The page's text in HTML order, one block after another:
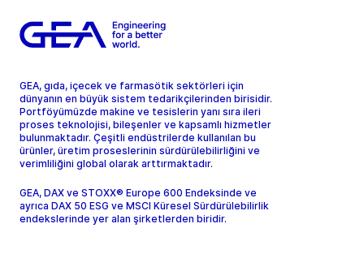
GEA, gıda, içecek ve farmasötik sektörleri için
dünyanın en büyük sistem tedarikçilerinden birisidir.
Portföyümüzde makine ve tesislerin yanı sıra ileri
proses teknolojisi, bileşenler ve kapsamlı hizmetler
bulunmaktadır. Çeşitli endüstrilerde kullanılan bu
ürünler, üretim proseslerinin sürdürülebilirliğini ve
verimliliğini global olarak arttırmaktadır.
GEA, DAX ve STOXX® Europe 600 Endeksinde ve
ayrıca DAX 50 ESG ve MSCI Küresel Sürdürülebilirlik
endekslerinde yer alan şirketlerden biridir.